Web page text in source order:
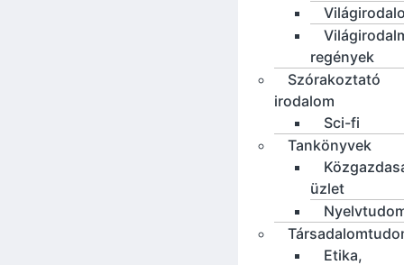
regények
Szórakoztató
irodalom
Sci-fi
Tankönyvek
üzlet
Etika,